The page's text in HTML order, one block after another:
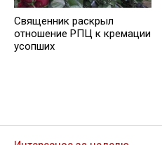
Священник раскрыл
отношение РПЦ к кремации
усопших